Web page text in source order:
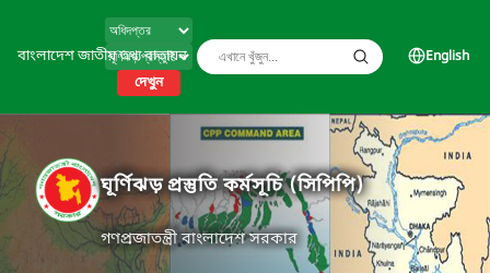
বাংলাদেশ জাতীয় তথ্য বাতায়ন
দেখুন
English
ঘূর্ণিঝড় প্রস্তুতি কর্মসূচি (সিপিপি)
গণপ্রজাতন্ত্রী বাংলাদেশ সরকার